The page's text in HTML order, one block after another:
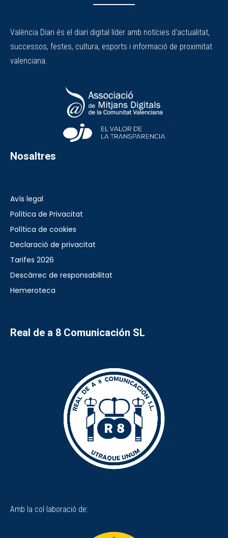
València Diari és el diari digital líder amb notícies d'actualitat,
successos, festes, cultura, esports i informació de proximitat
valenciana.
Nosaltres
Avís legal
Política de Privacitat
Política de cookies
Declaració de privacitat
Tarifes 2026
Descàrrec de responsabilitat
Hemeroteca
Real de a 8 Comunicación SL
Amb la col·laboració de: